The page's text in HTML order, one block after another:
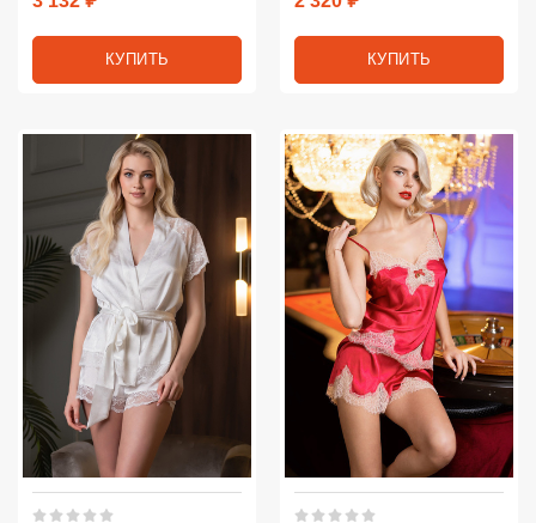
КУПИТЬ КУПИТЬ